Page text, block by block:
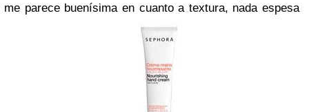
me parece buenísima en cuanto a textura, nada espesa